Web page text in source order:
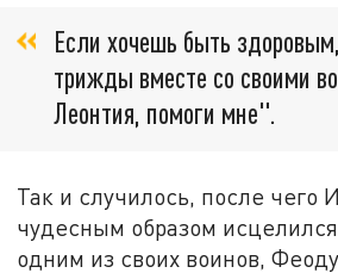
Если хочешь быть
трижды вместе со своими
Леонтия, помоги мне".
Так и случилось, после чего
чудесным образом
одним из своих воинов,